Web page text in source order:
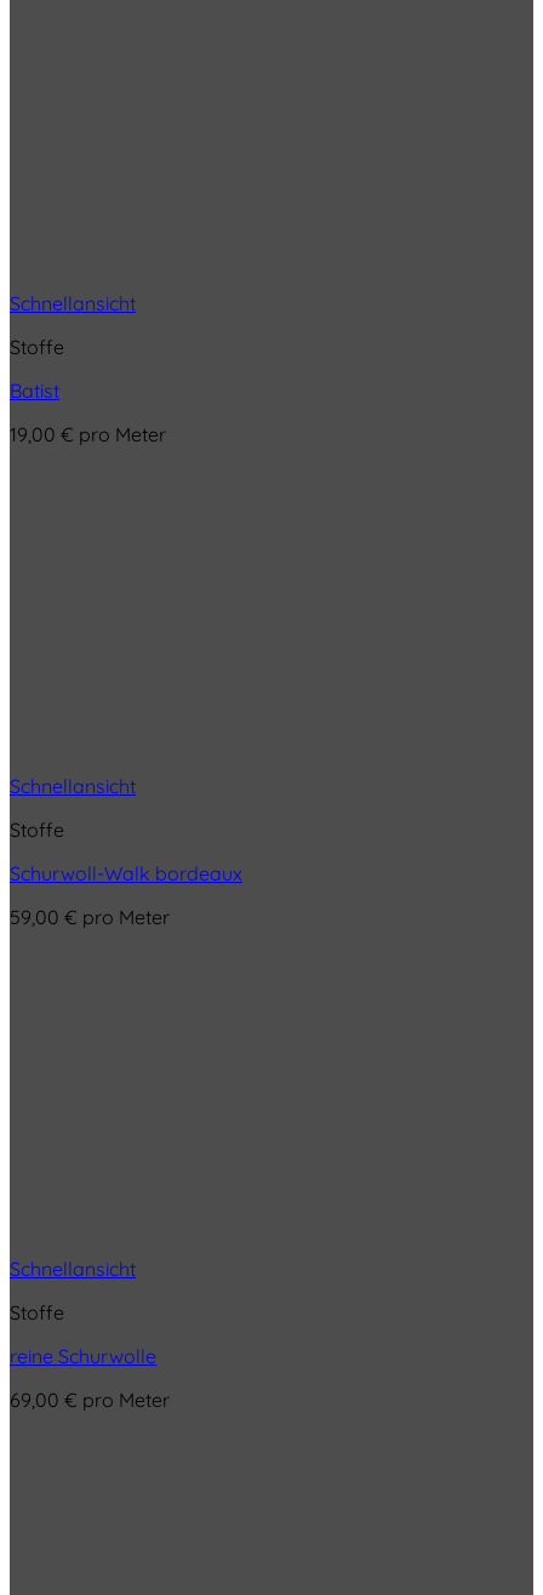
Schnellansicht
Stoffe
Batist
19,00 € pro Meter
Schnellansicht
Stoffe
Schurwoll-Walk bordeaux
59,00 € pro Meter
Schnellansicht
Stoffe
reine Schurwolle
69,00 € pro Meter